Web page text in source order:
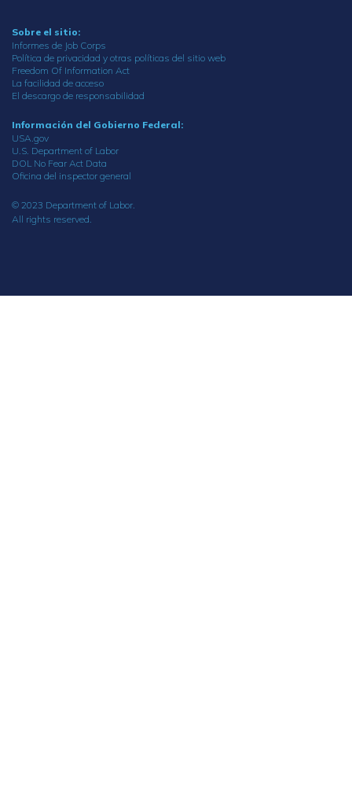
Sobre el sitio:
Informes de Job Corps
Política de privacidad y otras políticas del sitio web
Freedom Of Information Act
La facilidad de acceso
El descargo de responsabilidad
Información del Gobierno Federal:
USA.gov
U.S. Department of Labor
DOL No Fear Act Data
Oficina del inspector general
© 2023 Department of Labor.
All rights reserved.